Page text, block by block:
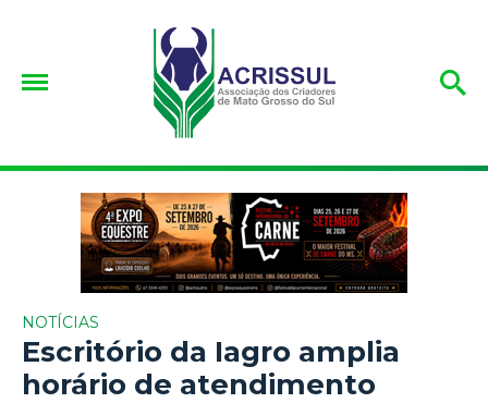
NOTÍCIAS
Escritório da Iagro amplia
horário de atendimento